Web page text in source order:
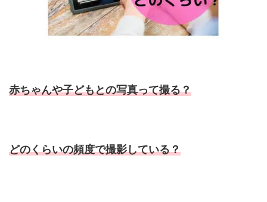
赤ちゃんや子どもとの写真って撮る？
どのくらいの頻度で撮影している？